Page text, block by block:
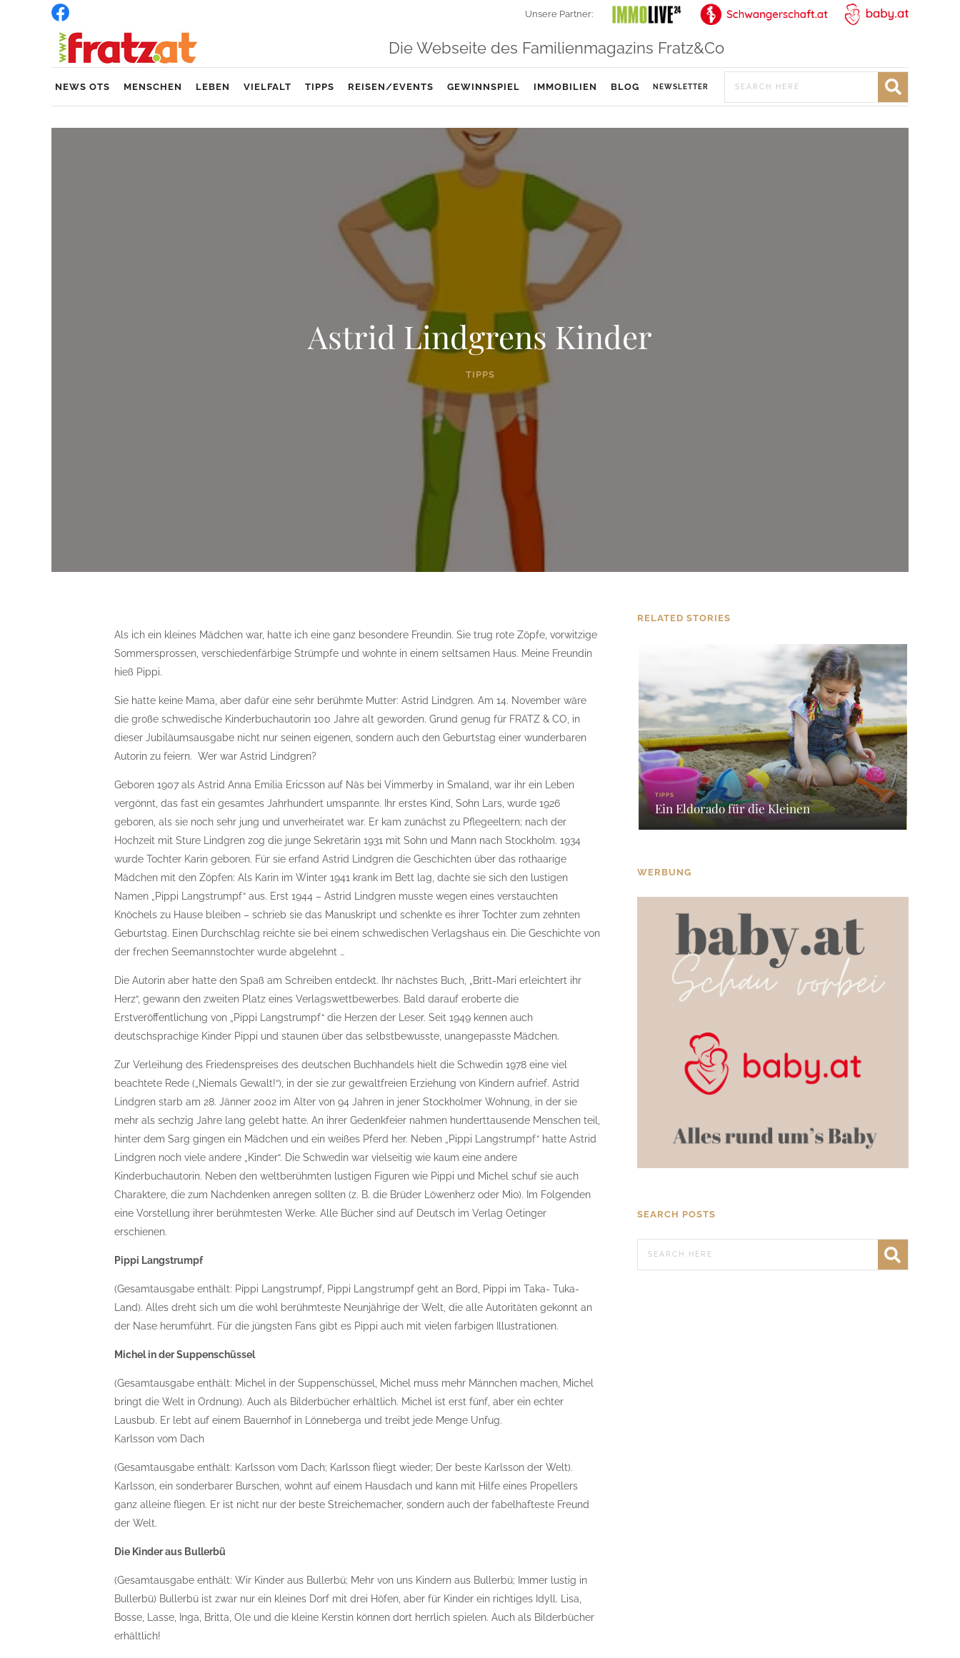
Unsere Partner:
Die Webseite des Familienmagazins Fratz&Co
NEWS OTS MENSCHEN LEBEN VIELFALT TIPPS REISEN/EVENTS GEWINNSPIEL IMMOBILIEN BLOG NEWSLETTER
Astrid Lindgrens Kinder
TIPPS
Als ich ein kleines Mädchen war, hatte ich eine ganz besondere Freundin. Sie trug rote Zöpfe, vorwitzige
Sommersprossen, verschiedenfärbige Strümpfe und wohnte in einem seltsamen Haus. Meine Freundin
hieß Pippi.
Sie hatte keine Mama, aber dafür eine sehr berühmte Mutter: Astrid Lindgren. Am 14. November wäre
die große schwedische Kinderbuchautorin 100 Jahre alt geworden. Grund genug für FRATZ & CO, in
dieser Jubiläumsausgabe nicht nur seinen eigenen, sondern auch den Geburtstag einer wunderbaren
Autorin zu feiern. Wer war Astrid Lindgren?
Geboren 1907 als Astrid Anna Emilia Ericsson auf Näs bei Vimmerby in Smaland, war ihr ein Leben
vergönnt, das fast ein gesamtes Jahrhundert umspannte. Ihr erstes Kind, Sohn Lars, wurde 1926
geboren, als sie noch sehr jung und unverheiratet war. Er kam zunächst zu Pflegeeltern; nach der
Hochzeit mit Sture Lindgren zog die junge Sekretärin 1931 mit Sohn und Mann nach Stockholm. 1934
wurde Tochter Karin geboren. Für sie erfand Astrid Lindgren die Geschichten über das rothaarige
Mädchen mit den Zöpfen: Als Karin im Winter 1941 krank im Bett lag, dachte sie sich den lustigen
Namen „Pippi Langstrumpf“ aus. Erst 1944 – Astrid Lindgren musste wegen eines verstauchten
Knöchels zu Hause bleiben – schrieb sie das Manuskript und schenkte es ihrer Tochter zum zehnten
Geburtstag. Einen Durchschlag reichte sie bei einem schwedischen Verlagshaus ein. Die Geschichte von
der frechen Seemannstochter wurde abgelehnt …
Die Autorin aber hatte den Spaß am Schreiben entdeckt. Ihr nächstes Buch, „Britt-Mari erleichtert ihr
Herz“, gewann den zweiten Platz eines Verlagswettbewerbes. Bald darauf eroberte die
Erstveröffentlichung von „Pippi Langstrumpf“ die Herzen der Leser. Seit 1949 kennen auch
deutschsprachige Kinder Pippi und staunen über das selbstbewusste, unangepasste Mädchen.
Zur Verleihung des Friedenspreises des deutschen Buchhandels hielt die Schwedin 1978 eine viel
beachtete Rede („Niemals Gewalt!“), in der sie zur gewaltfreien Erziehung von Kindern aufrief. Astrid
Lindgren starb am 28. Jänner 2002 im Alter von 94 Jahren in jener Stockholmer Wohnung, in der sie
mehr als sechzig Jahre lang gelebt hatte. An ihrer Gedenkfeier nahmen hunderttausende Menschen teil,
hinter dem Sarg gingen ein Mädchen und ein weißes Pferd her. Neben „Pippi Langstrumpf“ hatte Astrid
Lindgren noch viele andere „Kinder“. Die Schwedin war vielseitig wie kaum eine andere
Kinderbuchautorin. Neben den weltberühmten lustigen Figuren wie Pippi und Michel schuf sie auch
Charaktere, die zum Nachdenken anregen sollten (z. B. die Brüder Löwenherz oder Mio). Im Folgenden
eine Vorstellung ihrer berühmtesten Werke. Alle Bücher sind auf Deutsch im Verlag Oetinger
erschienen.
Pippi Langstrumpf
(Gesamtausgabe enthält: Pippi Langstrumpf, Pippi Langstrumpf geht an Bord, Pippi im Taka- Tuka-
Land). Alles dreht sich um die wohl berühmteste Neunjährige der Welt, die alle Autoritäten gekonnt an
der Nase herumführt. Für die jüngsten Fans gibt es Pippi auch mit vielen farbigen Illustrationen.
Michel in der Suppenschüssel
(Gesamtausgabe enthält: Michel in der Suppenschüssel, Michel muss mehr Männchen machen, Michel
bringt die Welt in Ordnung). Auch als Bilderbücher erhältlich. Michel ist erst fünf, aber ein echter
Lausbub. Er lebt auf einem Bauernhof in Lönneberga und treibt jede Menge Unfug.
Karlsson vom Dach
(Gesamtausgabe enthält: Karlsson vom Dach; Karlsson fliegt wieder; Der beste Karlsson der Welt).
Karlsson, ein sonderbarer Burschen, wohnt auf einem Hausdach und kann mit Hilfe eines Propellers
ganz alleine fliegen. Er ist nicht nur der beste Streichemacher, sondern auch der fabelhafteste Freund
der Welt.
Die Kinder aus Bullerbü
(Gesamtausgabe enthält: Wir Kinder aus Bullerbü; Mehr von uns Kindern aus Bullerbü; Immer lustig in
Bullerbü) Bullerbü ist zwar nur ein kleines Dorf mit drei Höfen, aber für Kinder ein richtiges Idyll. Lisa,
Bosse, Lasse, Inga, Britta, Ole und die kleine Kerstin können dort herrlich spielen. Auch als Bilderbücher
erhältlich!
RELATED STORIES
TIPPS
Ein Eldorado für die Kleinen
WERBUNG
SEARCH POSTS